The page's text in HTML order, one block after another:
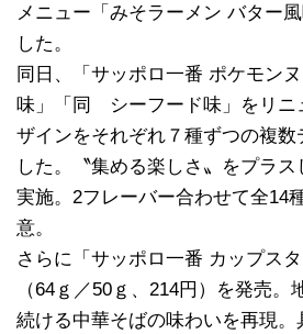
メニュー「みそラーメン バター
した。
同日、「サッポロ一番 ポケモン
味」「同 シーフード味」をリニ
ザインをそれぞれ７種ずつの複
した。〝集める楽しさ〟をプラ
実施。2フレーバー合わせて全14
意。
さらに「サッポロ一番 カップスタ
（64ｇ／50ｇ、214円）を発売
続ける中華そばの味わいを再現